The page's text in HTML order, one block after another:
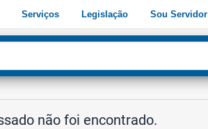
Serviços Legislação Sou Servidor
não foi encontrado.